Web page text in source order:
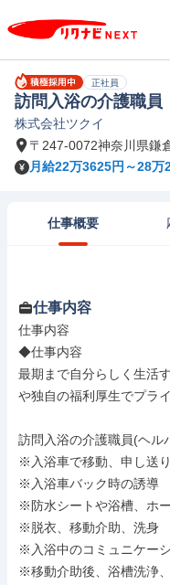
正社員
訪問入浴の介護職員
株式会社ツクイ
〒247-0072神奈川県鎌
月給22万3625円～28万
仕事概要
仕事内容
仕事内容
◆仕事内容
最期まで自分らしく生活
や独自の福利厚生でプラ
訪問入浴の介護職員(ヘル
※入浴車で移動、申し送り
※入浴車バック時の誘導
※防水シートや浴槽、ホ
※脱衣、移動介助、洗身
※入浴中のコミュニケー
※移動介助後、浴槽洗浄